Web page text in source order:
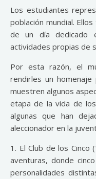
Los estudiantes
población mundial.
de un día dedicado
actividades propias de
Por esta razón, el
rendirles un homenaje
muestren algunos
etapa de la vida de
algunas que han
aleccionador en la
1. El Club de los
aventuras, donde
personalidades